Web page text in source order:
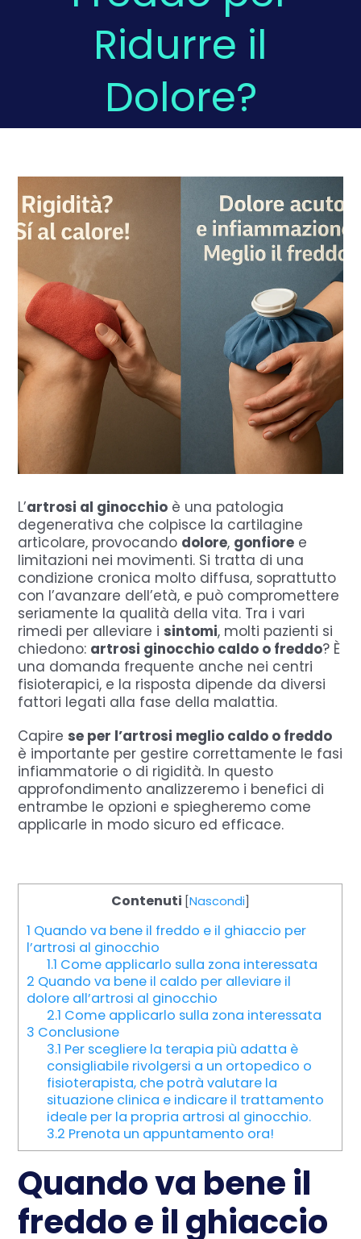
Domande Frequenti
Prenota
Ridurre il
Dolore?
L’artrosi al ginocchio è una patologia
degenerativa che colpisce la cartilagine
articolare, provocando dolore, gonfiore e
limitazioni nei movimenti. Si tratta di una
condizione cronica molto diffusa, soprattutto
con l’avanzare dell’età, e può compromettere
seriamente la qualità della vita. Tra i vari
rimedi per alleviare isintomi, molti pazienti si
chiedono: artrosi ginocchio caldo o freddo? È
una domanda frequente anche nei centri
fisioterapici, e la risposta dipende da diversi
fattori legati alla fase della malattia.
Capirese per l’artrosi meglio caldo o freddo
è importante per gestire correttamente le fasi
infiammatorie o di rigidità. In questo
approfondimento analizzeremo i benefici di
entrambe le opzioni e spiegheremo come
applicarle in modo sicuro ed efficace.
Contenuti [Nascondi]
1 Quando va bene il freddo e il ghiaccio per
l’artrosi al ginocchio
1.1 Come applicarlo sulla zona interessata
2 Quando va bene il caldo per alleviare il
dolore all’artrosi al ginocchio
2.1 Come applicarlo sulla zona interessata
3 Conclusione
3.1 Per scegliere la terapia più adatta è
consigliabile rivolgersi a un ortopedico o
fisioterapista, che potrà valutare la
situazione clinica e indicare il trattamento
ideale per la propria artrosi al ginocchio.
3.2 Prenota un appuntamento ora!
Quando va bene il
freddo e il ghiaccio